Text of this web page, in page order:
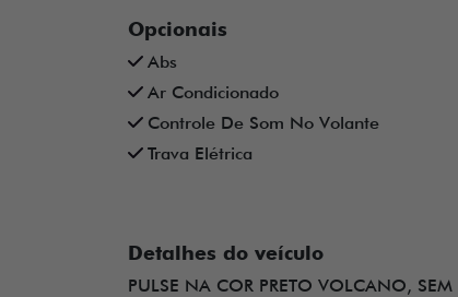
Opcionais
Abs
Ar Condicionado
Controle De Som No Volante
Trava Elétrica
Detalhes do veículo
PULSE NA COR PRETO VOLCANO,